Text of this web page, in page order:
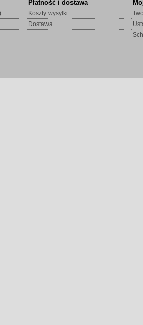
Płatność i dostawa
Koszty wysyłki
Dostawa